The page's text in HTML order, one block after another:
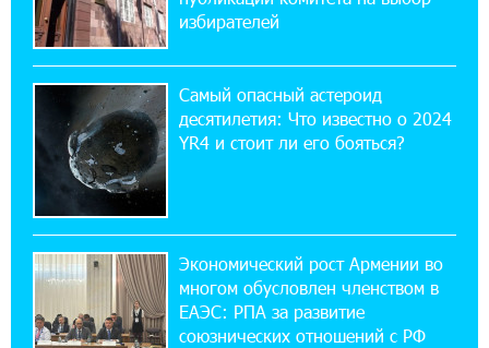
Никогда Нагорный Карабах не был в составе
независимого Азербайджана. Аршак
Карапетян
17:52:29 25-07-2026
обратился к президенту страны с просьбой
содействовать освобождению армянских заключенных,
осужденных в Азербайджане
12:17:04 23-07-2026
избирателей
Самый опасный астероид
десятилетия: Что известно о 2024
YR4 и стоит ли его бояться?
Экономический рост Армении во
многом обусловлен членством в
ЕАЭС: РПА за развитие
союзнических отношений с РФ